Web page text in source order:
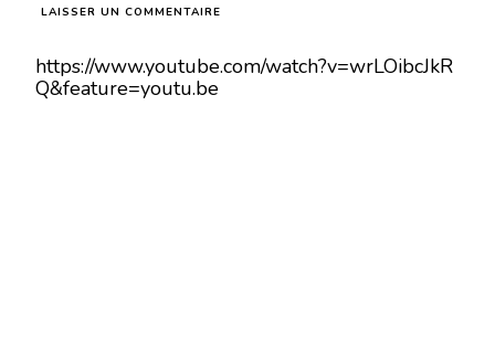
LAISSER UN COMMENTAIRE
ARCANES
https://www.youtube.com/watch?v=wrLOibcJkR
Q&feature=youtu.be